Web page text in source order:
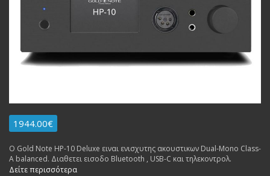
1944.00€
Ο Gold Note HP-10 Deluxe ειναι ενισχυτης ακουστικων Dual-Mono Class-
A balanced. Διαθετει εισοδο Bluetooth , USB-C και τηλεκοντρολ.
Δείτε περισσότερα